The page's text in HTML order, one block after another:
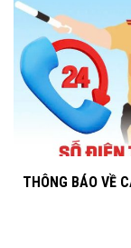
THÔNG BÁO VỀ